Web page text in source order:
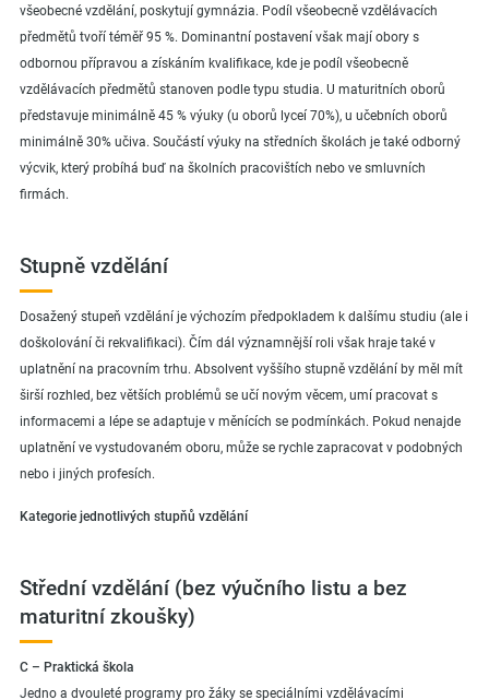
všeobecné vzdělání, poskytují gymnázia. Podíl všeobecně vzdělávacích
předmětů tvoří téměř 95 %. Dominantní postavení však mají obory s
odbornou přípravou a získáním kvalifikace, kde je podíl všeobecně
vzdělávacích předmětů stanoven podle typu studia. U maturitních oborů
představuje minimálně 45 % výuky (u oborů lyceí 70%), u učebních oborů
minimálně 30% učiva. Součástí výuky na středních školách je také odborný
výcvik, který probíhá buď na školních pracovištích nebo ve smluvních
firmách.
Stupně vzdělání
Dosažený stupeň vzdělání je výchozím předpokladem k dalšímu studiu (ale i
doškolování či rekvalifikaci). Čím dál významnější roli však hraje také v
uplatnění na pracovním trhu. Absolvent vyššího stupně vzdělání by měl mít
širší rozhled, bez větších problémů se učí novým věcem, umí pracovat s
informacemi a lépe se adaptuje v měnících se podmínkách. Pokud nenajde
uplatnění ve vystudovaném oboru, může se rychle zapracovat v podobných
nebo i jiných profesích.
Kategorie jednotlivých stupňů vzdělání
Střední vzdělání (bez výučního listu a bez
maturitní zkoušky)
C – Praktická škola
Jedno a dvouleté programy pro žáky se speciálními vzdělávacími